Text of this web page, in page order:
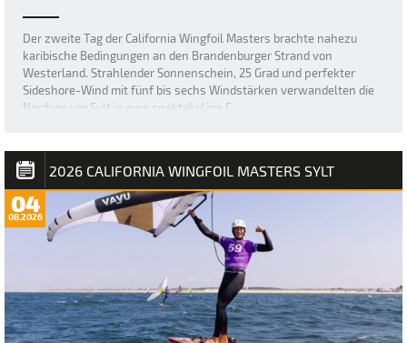
Der zweite Tag der California Wingfoil Masters brachte nahezu
karibische Bedingungen an den Brandenburger Strand von
Westerland. Strahlender Sonnenschein, 25 Grad und perfekter
Sideshore-Wind mit fünf bis sechs Windstärken verwandelten die
Nordsee vor Sylt in eine spektakuläre F…
2026 CALIFORNIA WINGFOIL MASTERS SYLT
04
08.2026